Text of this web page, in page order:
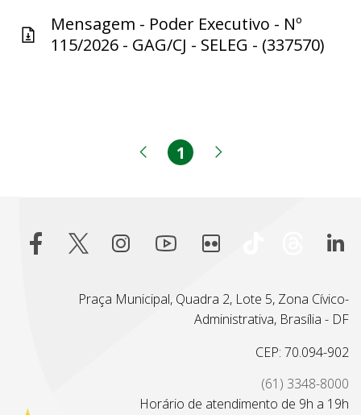
Mensagem - Poder Executivo - Nº
115/2026 - GAG/CJ - SELEG - (337570)
Página anterior
Página
1
Praça Municipal, Quadra 2, Lote 5, Zona Cívico-
Administrativa, Brasília - DF
CEP: 70.094-902
(61) 3348-8000
Horário de atendimento de 9h a 19h